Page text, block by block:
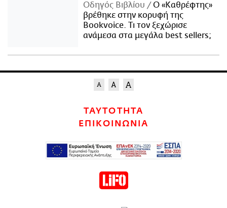
Οδηγός Βιβλίου
Ο «Καθρέφτης»
βρέθηκε στην κορυφή της
Bookvoice. Τι τον ξεχώρισε
ανάμεσα στα μεγάλα best sellers;
ΤΑΥΤΟΤΗΤΑ
ΕΠΙΚΟΙΝΩΝΙΑ